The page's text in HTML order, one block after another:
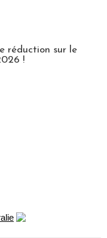
réduction sur le
!